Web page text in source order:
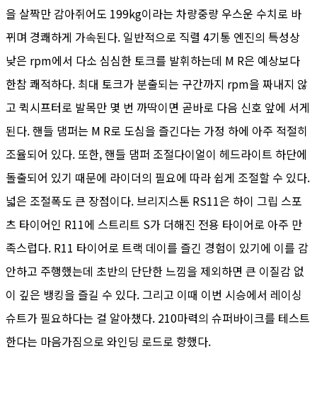
을 살짝만 감아쥐어도 199kg이라는 차량중량 우스운 수치로 바
뀌며 경쾌하게 가속된다. 일반적으로 직렬 4기통 엔진의 특성상
낮은 rpm에서 다소 심심한 토크를 발휘하는데 M R은 예상보다
한참 쾌적하다. 최대 토크가 분출되는 구간까지 rpm을 짜내지 않
고 퀵시프터로 발목만 몇 번 까딱이면 곧바로 다음 신호 앞에 서게
된다. 핸들 댐퍼는 M R로 도심을 즐긴다는 가정 하에 아주 적절히
조율되어 있다. 또한, 핸들 댐퍼 조절다이얼이 헤드라이트 하단에
돌출되어 있기 때문에 라이더의 필요에 따라 쉽게 조절할 수 있다.
넓은 조절폭도 큰 장점이다. 브리지스톤 RS11은 하이 그립 스포
츠 타이어인 R11에 스트리트 S가 더해진 전용 타이어로 아주 만
족스럽다. R11 타이어로 트랙 데이를 즐긴 경험이 있기에 이를 감
안하고 주행했는데 초반의 단단한 느낌을 제외하면 큰 이질감 없
이 깊은 뱅킹을 즐길 수 있다. 그리고 이때 이번 시승에서 레이싱
슈트가 필요하다는 걸 알아챘다. 210마력의 슈퍼바이크를 테스트
한다는 마음가짐으로 와인딩 로드로 향했다.